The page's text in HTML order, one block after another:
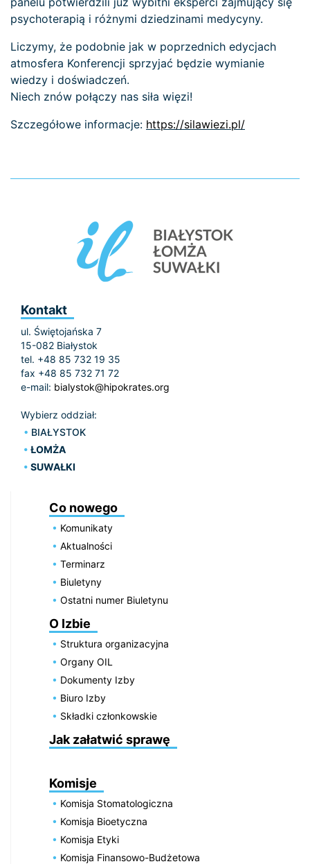
psychoterapią i różnymi dziedzinami medycyny.
Liczymy, że podobnie jak w poprzednich edycjach
atmosfera Konferencji sprzyjać będzie wymianie
wiedzy i doświadczeń.
Niech znów połączy nas siła więzi!
Szczegółowe informacje: https://silawiezi.pl/
Kontakt
ul. Świętojańska 7
15-082 Białystok
tel. +48 85 732 19 35
fax +48 85 732 71 72
e-mail: bialystok@hipokrates.org
Wybierz oddział:
BIAŁYSTOK
ŁOMŻA
SUWAŁKI
Co nowego
Komunikaty
Aktualności
Terminarz
Biuletyny
Ostatni numer Biuletynu
O Izbie
Struktura organizacyjna
Organy OIL
Dokumenty Izby
Biuro Izby
Składki członkowskie
Jak załatwić sprawę
Komisje
Komisja Stomatologiczna
Komisja Bioetyczna
Komisja Etyki
Komisja Finansowo-Budżetowa